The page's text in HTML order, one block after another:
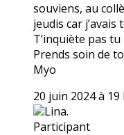
souviens, au
jeudis car
T’inquiète pas
Prends soin de
Myo
20 juin 2024 à 19
Lina.
Participant